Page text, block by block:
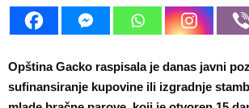
U
Opština Gacko raspisala je danas javni
sufinansiranje kupovine ili izgradnje